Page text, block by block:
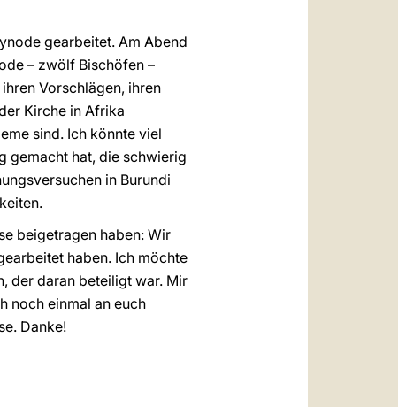
gearbeitet. Am Abend
– zwölf Bischöfen –
Vorschlägen, ihren
Kirche in Afrika
sind. Ich könnte viel
gemacht hat, die schwierig
in Burundi
beigetragen haben: Wir
haben. Ich möchte
der daran beteiligt war. Mir
noch einmal an euch
Danke!